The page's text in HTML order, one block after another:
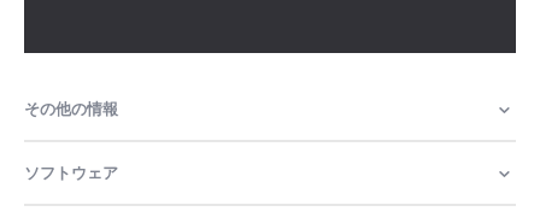
その他の情報
ソフトウェア